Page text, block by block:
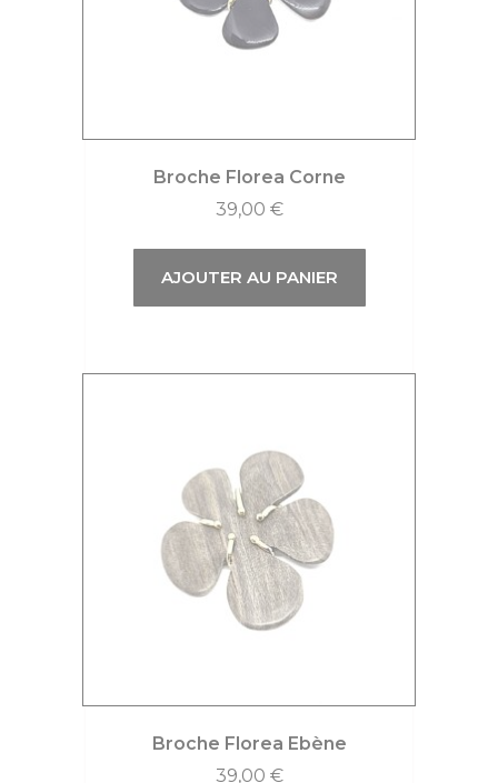
Broche Florea Corne
39,00 €
AJOUTER AU PANIER
Broche Florea Ebène
39,00 €